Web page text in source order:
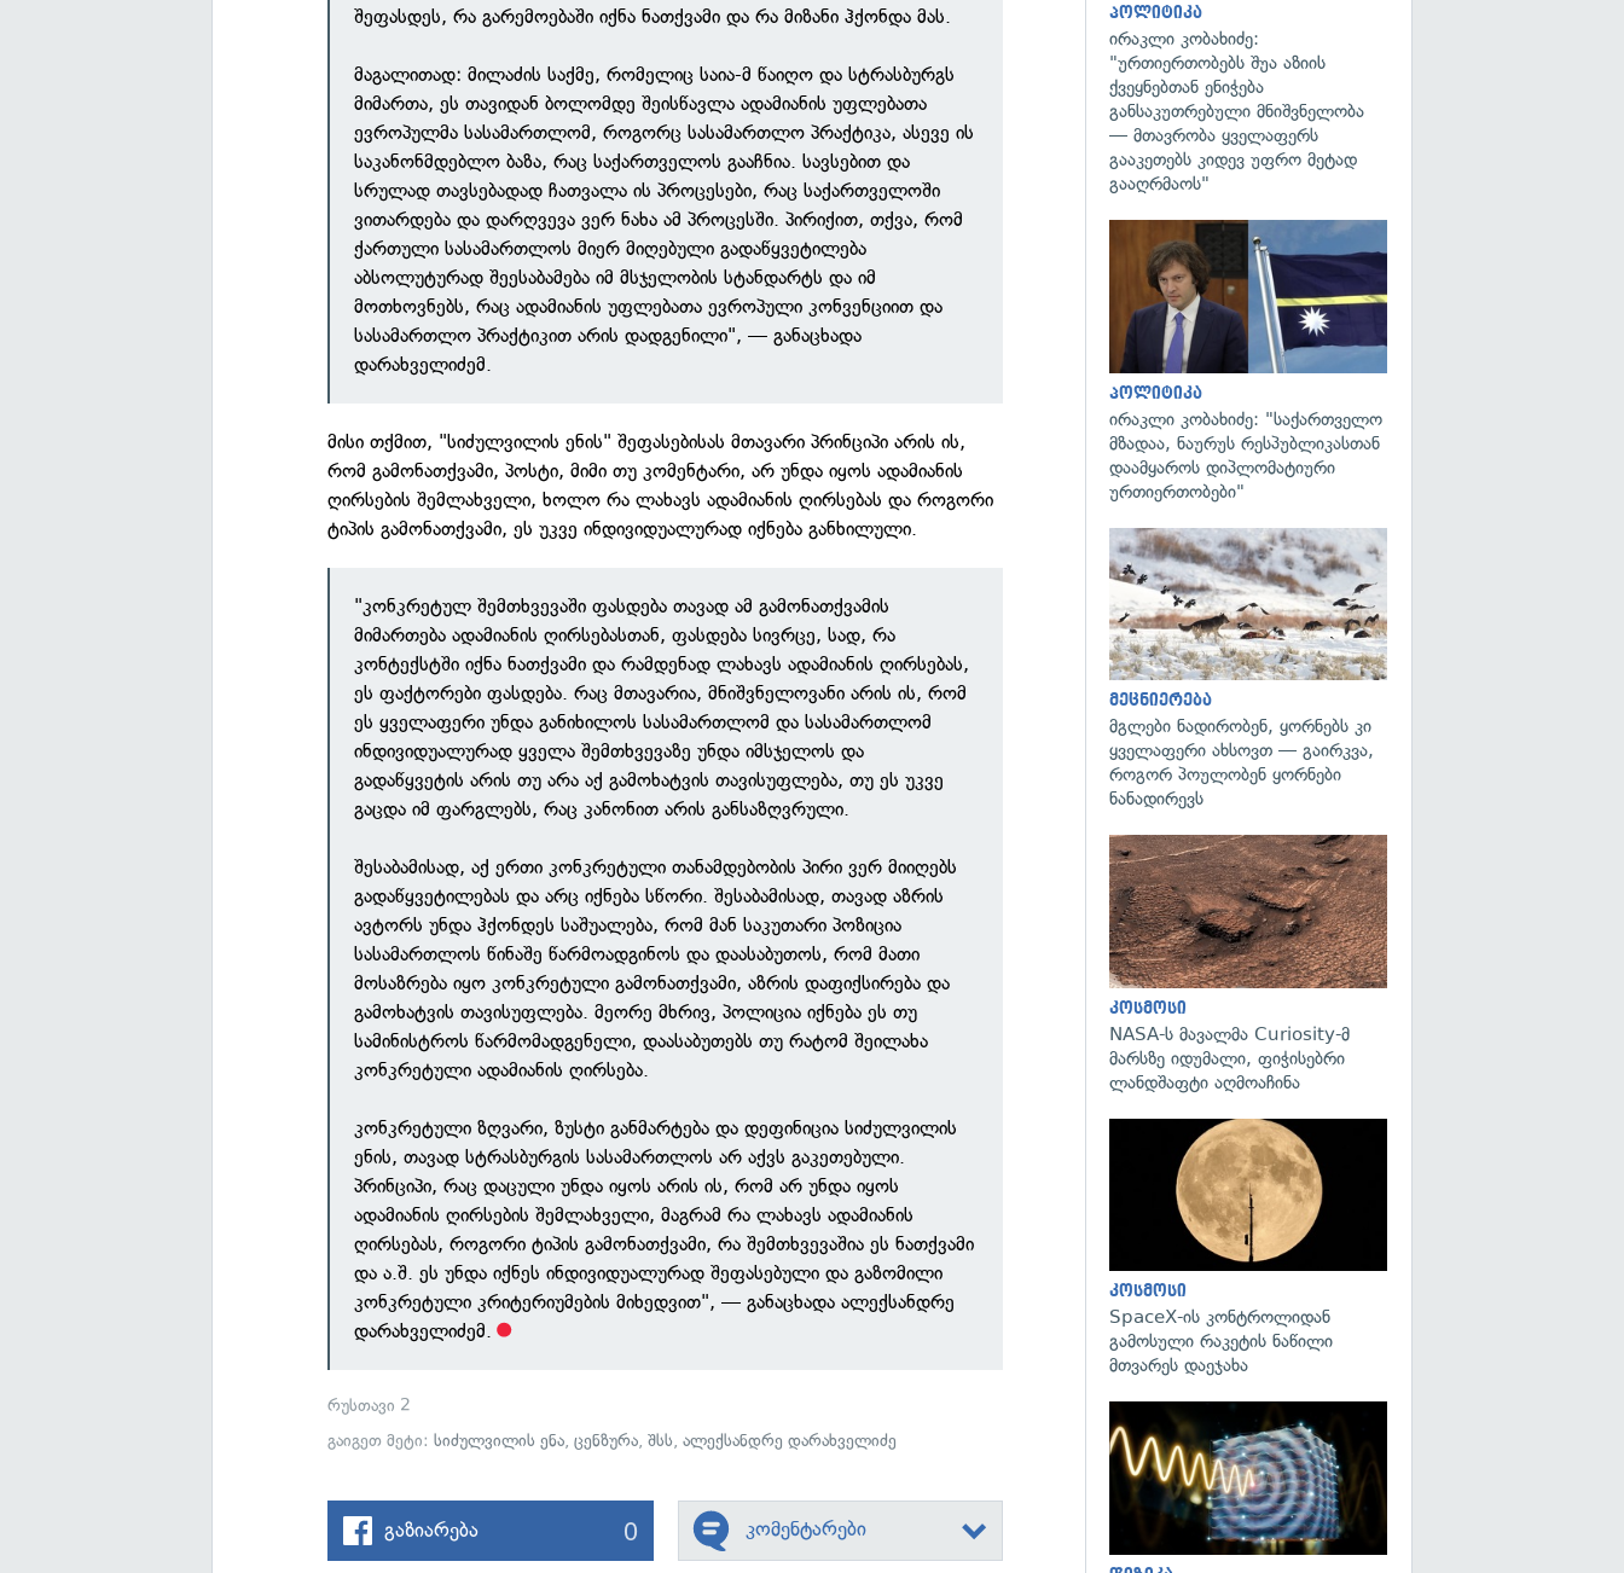
შეფასდეს, რა გარემოებაში იქნა ნათქვამი და რა მიზანი ჰქონდა მას.
მაგალითად: მილაძის საქმე, რომელიც საია-მ წაიღო და სტრასბურგს
მიმართა, ეს თავიდან ბოლომდე შეისწავლა ადამიანის უფლებათა
ევროპულმა სასამართლომ, როგორც სასამართლო პრაქტიკა, ასევე ის
საკანონმდებლო ბაზა, რაც საქართველოს გააჩნია. სავსებით და
სრულად თავსებადად ჩათვალა ის პროცესები, რაც საქართველოში
ვითარდება და დარღვევა ვერ ნახა ამ პროცესში. პირიქით, თქვა, რომ
ქართული სასამართლოს მიერ მიღებული გადაწყვეტილება
აბსოლუტურად შეესაბამება იმ მსჯელობის სტანდარტს და იმ
მოთხოვნებს, რაც ადამიანის უფლებათა ევროპული კონვენციით და
სასამართლო პრაქტიკით არის დადგენილი", — განაცხადა
დარახველიძემ.
მისი თქმით, "სიძულვილის ენის" შეფასებისას მთავარი პრინციპი არის ის,
რომ გამონათქვამი, პოსტი, მიმი თუ კომენტარი, არ უნდა იყოს ადამიანის
ღირსების შემლახველი, ხოლო რა ლახავს ადამიანის ღირსებას და როგორი
ტიპის გამონათქვამი, ეს უკვე ინდივიდუალურად იქნება განხილული.
"კონკრეტულ შემთხვევაში ფასდება თავად ამ გამონათქვამის
მიმართება ადამიანის ღირსებასთან, ფასდება სივრცე, სად, რა
კონტექსტში იქნა ნათქვამი და რამდენად ლახავს ადამიანის ღირსებას,
ეს ფაქტორები ფასდება. რაც მთავარია, მნიშვნელოვანი არის ის, რომ
ეს ყველაფერი უნდა განიხილოს სასამართლომ და სასამართლომ
ინდივიდუალურად ყველა შემთხვევაზე უნდა იმსჯელოს და
გადაწყვეტის არის თუ არა აქ გამოხატვის თავისუფლება, თუ ეს უკვე
გაცდა იმ ფარგლებს, რაც კანონით არის განსაზღვრული.
შესაბამისად, აქ ერთი კონკრეტული თანამდებობის პირი ვერ მიიღებს
გადაწყვეტილებას და არც იქნება სწორი. შესაბამისად, თავად აზრის
ავტორს უნდა ჰქონდეს საშუალება, რომ მან საკუთარი პოზიცია
სასამართლოს წინაშე წარმოადგინოს და დაასაბუთოს, რომ მათი
მოსაზრება იყო კონკრეტული გამონათქვამი, აზრის დაფიქსირება და
გამოხატვის თავისუფლება. მეორე მხრივ, პოლიცია იქნება ეს თუ
სამინისტროს წარმომადგენელი, დაასაბუთებს თუ რატომ შეილახა
კონკრეტული ადამიანის ღირსება.
კონკრეტული ზღვარი, ზუსტი განმარტება და დეფინიცია სიძულვილის
ენის, თავად სტრასბურგის სასამართლოს არ აქვს გაკეთებული.
პრინციპი, რაც დაცული უნდა იყოს არის ის, რომ არ უნდა იყოს
ადამიანის ღირსების შემლახველი, მაგრამ რა ლახავს ადამიანის
ღირსებას, როგორი ტიპის გამონათქვამი, რა შემთხვევაშია ეს ნათქვამი
და ა.შ. ეს უნდა იქნეს ინდივიდუალურად შეფასებული და გაზომილი
კონკრეტული კრიტერიუმების მიხედვით", — განაცხადა ალექსანდრე
დარახველიძემ.
რუსთავი 2
გაიგეთ მეტი:სიძულვილის ენა,ცენზურა,შსს,ალექსანდრე დარახველიძე
გაზიარება 0 კომენტარები
პოლიტიკა
ირაკლი კობახიძე:
"ურთიერთობებს შუა აზიის
ქვეყნებთან ენიჭება
განსაკუთრებული მნიშვნელობა
— მთავრობა ყველაფერს
გააკეთებს კიდევ უფრო მეტად
გააღრმაოს"
პოლიტიკა
ირაკლი კობახიძე: "საქართველო
მზადაა, ნაურუს რესპუბლიკასთან
დაამყაროს დიპლომატიური
ურთიერთობები"
მეცნიერება
მგლები ნადირობენ, ყორნებს კი
ყველაფერი ახსოვთ — გაირკვა,
როგორ პოულობენ ყორნები
ნანადირევს
კოსმოსი
NASA-ს მავალმა Curiosity-მ
მარსზე იდუმალი, ფიჭისებრი
ლანდშაფტი აღმოაჩინა
კოსმოსი
SpaceX-ის კონტროლიდან
გამოსული რაკეტის ნაწილი
მთვარეს დაეჯახა